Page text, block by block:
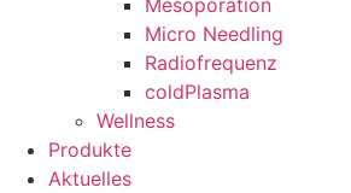
Mesoporation
Micro Needling
Radiofrequenz
coldPlasma
Wellness
Produkte
Aktuelles